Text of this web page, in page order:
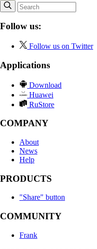
Follow us:
Follow us on Twitter
Applications
Download
Huawei
RuStore
COMPANY
About
News
Help
PRODUCTS
"Share" button
COMMUNITY
Frank